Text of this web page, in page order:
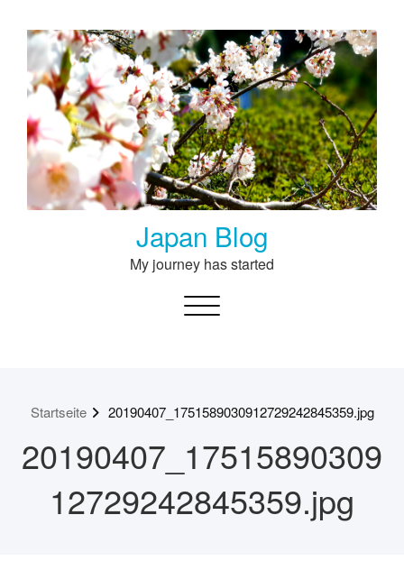
content
Japan Blog
My journey has started
Toggle navigation
Startseite 20190407_1751589030912729242845359.jpg
20190407_17515890309
12729242845359.jpg